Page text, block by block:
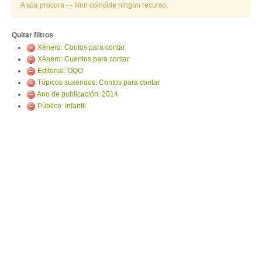
A súa procura - - Non coincide ningún recurso.
Quitar filtros
Xénero: Contos para contar
Xénero: Cuentos para contar
Editorial: OQO
Tópicos suxeridos: Contos para contar
Ano de publicación: 2014
Público: Infantil